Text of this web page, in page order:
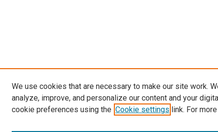
We use cookies that are necessary to make our site work.
analyze, improve, and personalize our content and your
cookie preferences using the Cookie settings link. For